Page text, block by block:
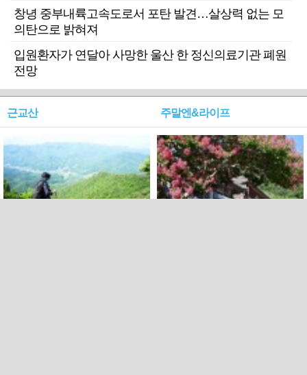
창녕 중부내륙고속도로서 포탄 발견…살상력 없는 모
의탄으로 밝혀져
입원환자가 연달아 사망한 울산 한 정신의료기관 폐원
전망
근교산 주말엔&라이프